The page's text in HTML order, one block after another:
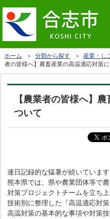
ホーム ＞分類から探す ＞ 産業・し
者の皆様へ】農畜産業の高温適応対策
【農業者の皆様へ】
ついて
連日記録的な猛暑が続いています
熊本県では、県や農業団体等で
対策プロジェクトチームを立ち
技術別に整理した『高温適応対
高温対策の基本的な事項や対策